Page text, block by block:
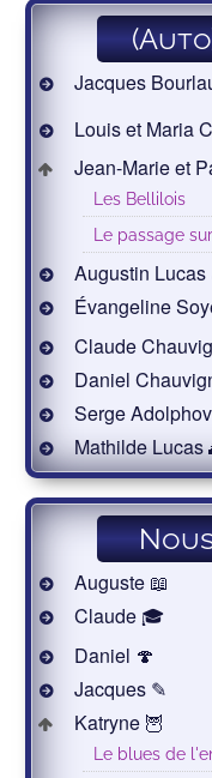
Jacques
Louis et Maria
Jean-Marie et
Les Bellilois
Le passage
Augustin Lucas
Évangeline
Claude
Daniel
Serge
Mathilde Lucas
Auguste 📖
Claude 🎓
Daniel 🍄
Jacques ✎
Katryne 🦉
Le blues de